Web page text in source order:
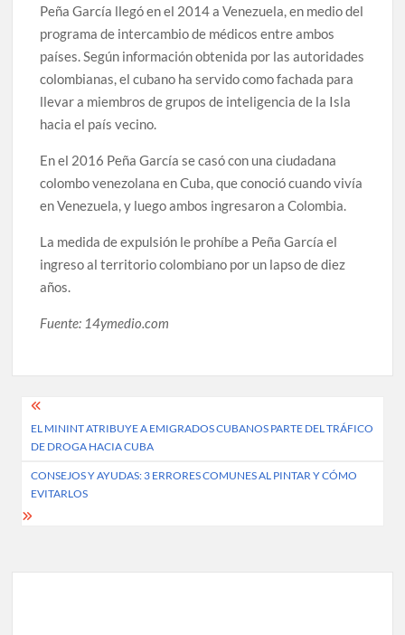
Peña García llegó en el 2014 a Venezuela, en medio del
programa de intercambio de médicos entre ambos
países. Según información obtenida por las autoridades
colombianas, el cubano ha servido como fachada para
llevar a miembros de grupos de inteligencia de la Isla
hacia el país vecino.
En el 2016 Peña García se casó con una ciudadana
colombo venezolana en Cuba, que conoció cuando vivía
en Venezuela, y luego ambos ingresaron a Colombia.
La medida de expulsión le prohíbe a Peña García el
ingreso al territorio colombiano por un lapso de diez
años.
Fuente: 14ymedio.com
Post
navigation
EL MININT ATRIBUYE A EMIGRADOS CUBANOS PARTE DEL TRÁFICO
DE DROGA HACIA CUBA
CONSEJOS Y AYUDAS: 3 ERRORES COMUNES AL PINTAR Y CÓMO
EVITARLOS